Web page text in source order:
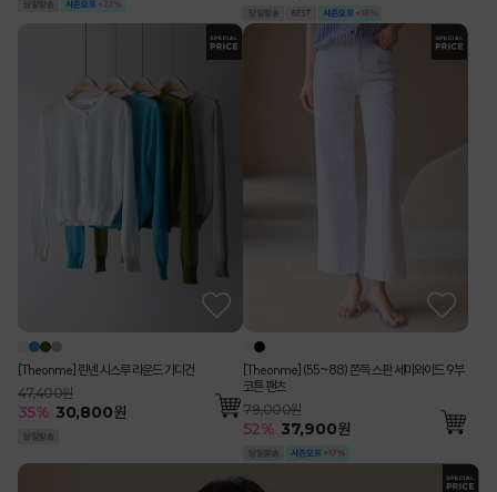
[Theonme] 린넨 시스루 라운드 가디건
47,400원
35% 30,800원
[Theonme] (55~88) 쫀득 스판 세미와이드 9부
코튼 팬츠
79,000원
52% 37,900원